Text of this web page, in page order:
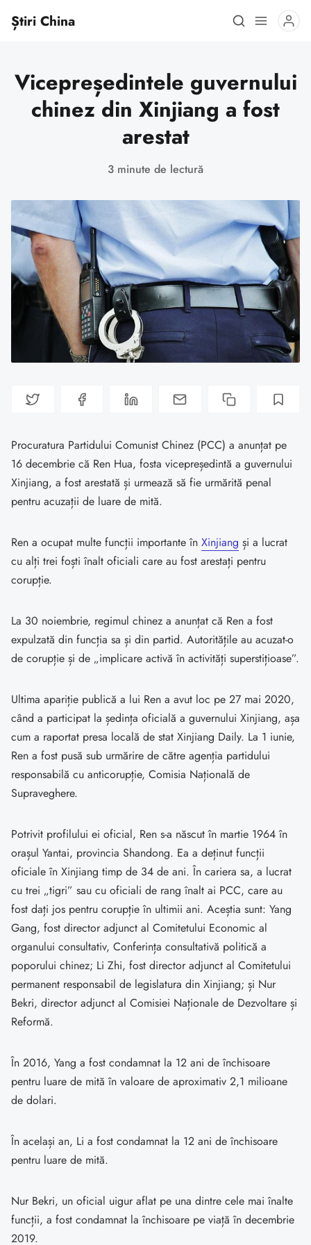
Știri China
Vicepreședintele guvernului
chinez din Xinjiang a fost
arestat
3 minute de lectură
Procuratura Partidului Comunist Chinez (PCC) a anunțat pe
16 decembrie că Ren Hua, fosta vicepreședintă a guvernului
Xinjiang, a fost arestată și urmează să fie urmărită penal
pentru acuzații de luare de mită.
Ren a ocupat multe funcții importante în Xinjiang și a lucrat
cu alți trei foști înalt oficiali care au fost arestați pentru
corupție.
La 30 noiembrie, regimul chinez a anunțat că Ren a fost
expulzată din funcția sa și din partid. Autoritățile au acuzat-o
de corupție și de „implicare activă în activități superstițioase”.
Ultima apariție publică a lui Ren a avut loc pe 27 mai 2020,
când a participat la ședința oficială a guvernului Xinjiang, așa
cum a raportat presa locală de stat Xinjiang Daily. La 1 iunie,
Ren a fost pusă sub urmărire de către agenția partidului
responsabilă cu anticorupție, Comisia Națională de
Supraveghere.
Potrivit profilului ei oficial, Ren s-a născut în martie 1964 în
orașul Yantai, provincia Shandong. Ea a deținut funcții
oficiale în Xinjiang timp de 34 de ani. În cariera sa, a lucrat
cu trei „tigri” sau cu oficiali de rang înalt ai PCC, care au
fost dați jos pentru corupție în ultimii ani. Aceștia sunt: Yang
Gang, fost director adjunct al Comitetului Economic al
organului consultativ, Conferința consultativă politică a
poporului chinez; Li Zhi, fost director adjunct al Comitetului
permanent responsabil de legislatura din Xinjiang; și Nur
Bekri, director adjunct al Comisiei Naționale de Dezvoltare și
Reformă.
În 2016, Yang a fost condamnat la 12 ani de închisoare
pentru luare de mită în valoare de aproximativ 2,1 milioane
de dolari.
În același an, Li a fost condamnat la 12 ani de închisoare
pentru luare de mită.
Nur Bekri, un oficial uigur aflat pe una dintre cele mai înalte
funcții, a fost condamnat la închisoare pe viață în decembrie
2019.